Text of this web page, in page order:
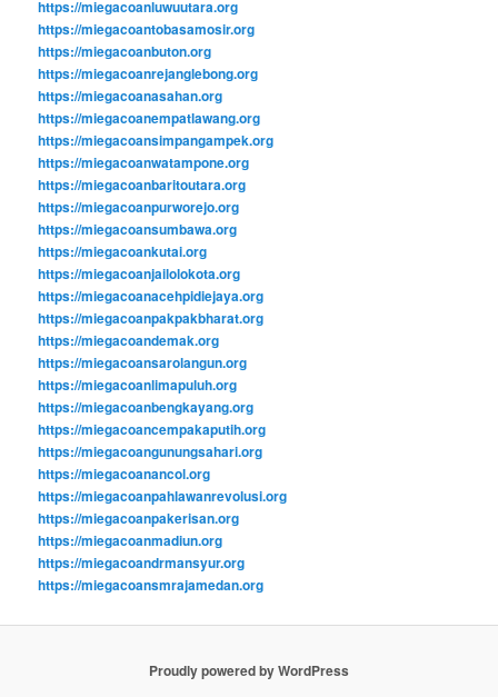
https://miegacoanluwuutara.org
https://miegacoantobasamosir.org
https://miegacoanbuton.org
https://miegacoanrejanglebong.org
https://miegacoanasahan.org
https://miegacoanempatlawang.org
https://miegacoansimpangampek.org
https://miegacoanwatampone.org
https://miegacoanbaritoutara.org
https://miegacoanpurworejo.org
https://miegacoansumbawa.org
https://miegacoankutai.org
https://miegacoanjailolokota.org
https://miegacoanacehpidiejaya.org
https://miegacoanpakpakbharat.org
https://miegacoandemak.org
https://miegacoansarolangun.org
https://miegacoanlimapuluh.org
https://miegacoanbengkayang.org
https://miegacoancempakaputih.org
https://miegacoangunungsahari.org
https://miegacoanancol.org
https://miegacoanpahlawanrevolusi.org
https://miegacoanpakerisan.org
https://miegacoanmadiun.org
https://miegacoandrmansyur.org
https://miegacoansmrajamedan.org
Proudly powered by WordPress